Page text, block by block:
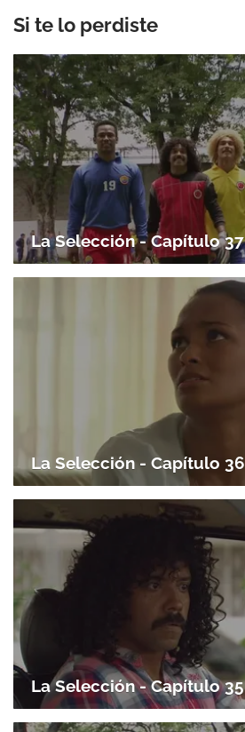
Si te lo perdiste
La Selección - Capítulo 37
La Selección - Capítulo 36
La Selección - Capítulo 35